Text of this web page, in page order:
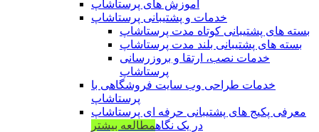
آموزش های پرستاشاپ
خدمات و پشتیبانی پرستاشاپ
بسته های پشتیبانی کوتاه مدت پرستاشاپ
بسته های پشتیبانی بلند مدت پرستاشاپ
خدمات نصب، ارتقا و بروزرسانی
پرستاشاپ
خدمات طراحی وب سایت فروشگاهی با
پرستاشاپ
معرفی پکیج های پشتیبانی حرفه ای پرستاشاپ
در یک نگاهمطالعه بیشتر